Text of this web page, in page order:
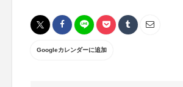
Googleカレンダーに追加